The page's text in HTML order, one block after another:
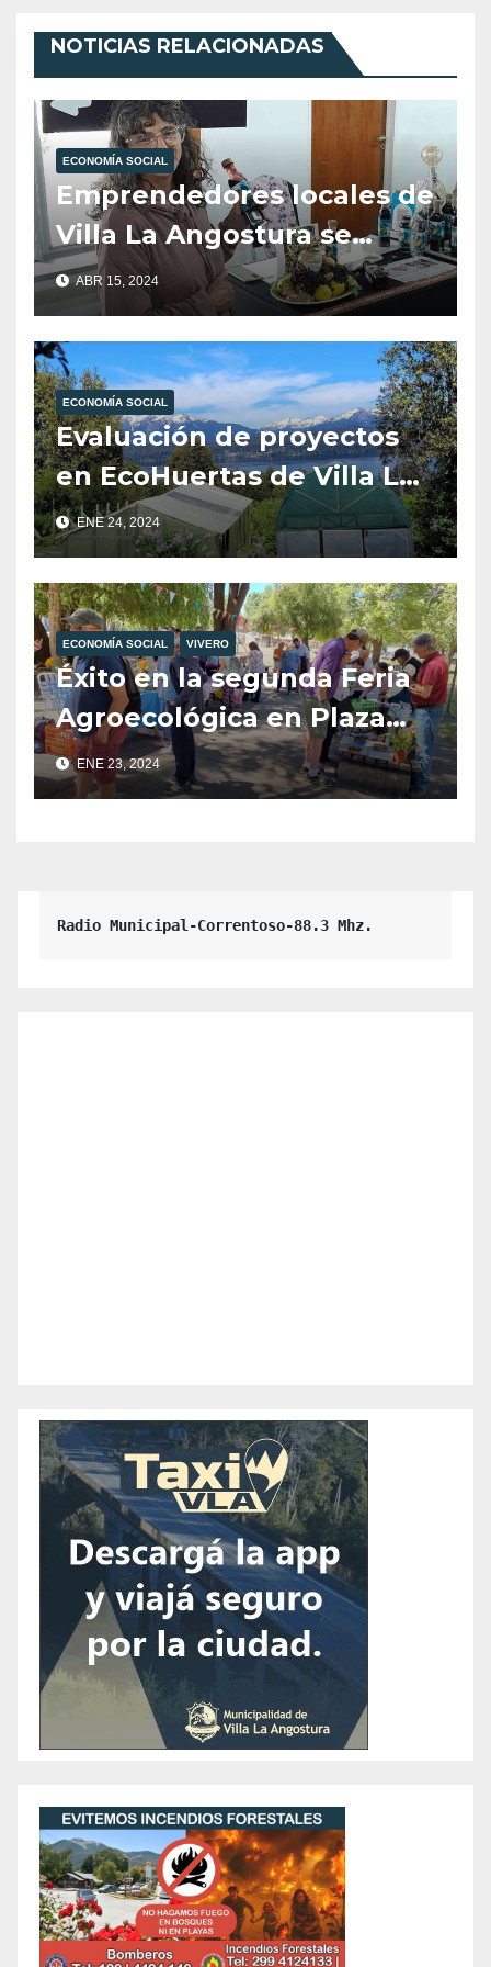
NOTICIAS RELACIONADAS
ECONOMÍA SOCIAL
Emprendedores locales de
Villa La Angostura se
destacan en la Feria
“Tienda de Sabores” en
Neuquén
ABR 15, 2024
ECONOMÍA SOCIAL
Evaluación de proyectos
en EcoHuertas de Villa La
Angostura
ENE 24, 2024
ECONOMÍA SOCIAL VIVERO
Éxito en la segunda Feria
Agroecológica en Plaza
Pioneros
ENE 23, 2024
Radio Municipal-Correntoso-88.3 Mhz.